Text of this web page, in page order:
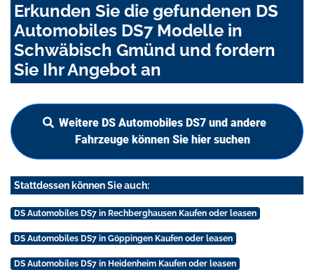
Erkunden Sie die gefundenen DS
Automobiles DS7 Modelle in
Schwäbisch Gmünd und fordern
Sie Ihr Angebot an
Weitere DS Automobiles DS7 und andere
Fahrzeuge können Sie hier suchen
Stattdessen können Sie auch:
DS Automobiles DS7 in Rechberghausen Kaufen oder leasen
DS Automobiles DS7 in Göppingen Kaufen oder leasen
DS Automobiles DS7 in Heidenheim Kaufen oder leasen